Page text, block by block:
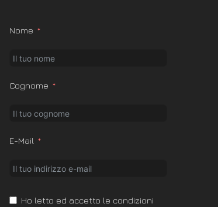
Nome
Cognome
E-Mail
Ho letto ed accetto le condizioni